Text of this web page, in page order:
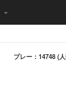
プレー：14748 (